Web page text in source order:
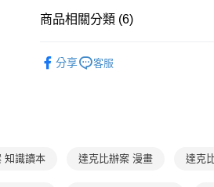
【繳款方式說明】
1.分期款項不併入電信帳單，「大哥付
2.透過簡訊連結打開帳單後，可選擇「
帳／街口支付／iPASS MONEY」等通路
2.基於同意付款使用「大哥付你分期」
付」結帳頁面，進行簡訊認證並確認金
２．訂單成立數日內，您將收到繳費通知
※ 交易是否成功請以「AFTEE先享後付
付款後全家取貨｜8/8-8/14運費優
付款後7-11取貨
商品相關分類 (6)
暢銷作者 胡妙芬
分享 客服
知識讀本 達克比辦案 漫畫 達克